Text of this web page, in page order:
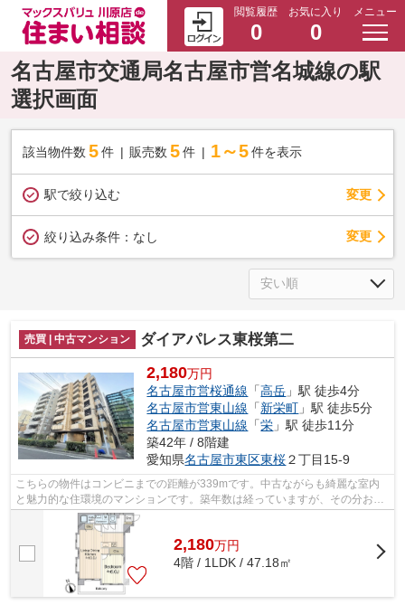
閲覧履歴
0
お気に入り
0
メニュー
名古屋市交通局名古屋市営名城線の駅
選択画面
該当物件数 5件 販売数 5 件 1～5 件を表示
駅で絞り込む 変更
絞り込み条件： なし 変更
売買 | 中古マンション ダイアパレス東桜第二
2,180万円
名古屋市営桜通線 「高岳 」駅 徒歩4分
名古屋市営東山線 「新栄町 」駅 徒歩5分
名古屋市営東山線 「栄 」駅 徒歩11分
築42年 / 8階建
愛知県名古屋市東区東桜２丁目15-9
こちらの物件はコンビニまでの距離が339mです。中古ながらも綺麗な室内
と魅力的な住環境のマンションです。築年数は経っていますが、その分お値
打ちの物件です。
2,180万円
4階 / 1LDK / 47.18㎡